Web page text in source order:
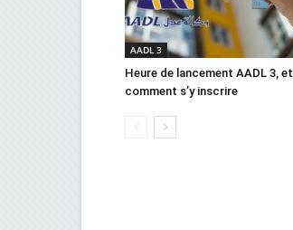
AADL 3
Heure de lancement AADL 3, et
comment s’y inscrire